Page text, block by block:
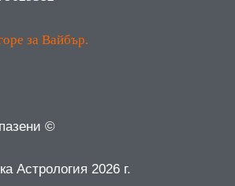
за Вайбър.
©
Астрология 2026 г.